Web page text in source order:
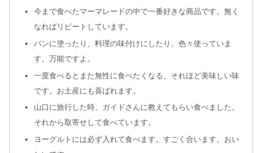
今まで食べたマーマレードの中で一番好きな商品です。無く
なればリピートしています。
パンに塗ったり、料理の味付けにしたり、色々使っていま
す。万能ですよ。
一度食べるとまた無性に食べたくなる、それほど美味しい味
です。お土産にも喜ばれます。
山口に旅行した時、ガイドさんに教えてもらい食べました。
それから取寄せして食べています。
ヨーグルトには必ず入れて食べます。すごく合います。おい